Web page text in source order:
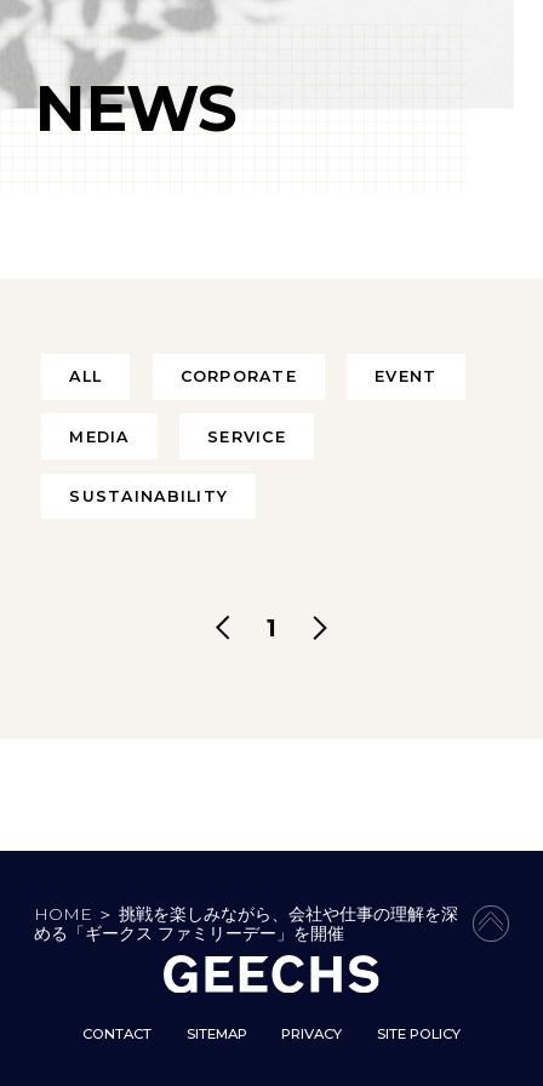
NEWS
ALL CORPORATE EVENT
MEDIA SERVICE
SUSTAINABILITY
1
HOME ＞ 挑戦を楽しみながら、会社や仕事の理解を深
める「ギークス ファミリーデー」を開催
CONTACT SITEMAP PRIVACY SITE POLICY